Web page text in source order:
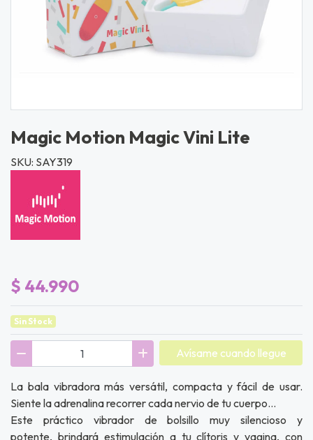
Magic Motion Magic Vini Lite
SKU: SAY319
$ 44.990
Sin Stock
Avísame cuando llegue
La bala vibradora más versátil, compacta y fácil de usar.
Siente la adrenalina recorrer cada nervio de tu cuerpo…
Este práctico vibrador de bolsillo muy silencioso y
potente, brindará estimulación a tu clítoris y vagina, con